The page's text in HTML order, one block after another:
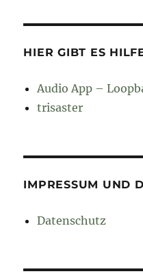
HIER GIBT ES
Audio App –
trisaster
IMPRESSUM UND
Datenschutz